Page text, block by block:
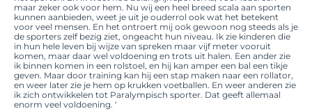
maar zeker ook voor hem. Nu wij een heel breed scala aan sporten
kunnen aanbieden, weet je uit je ouderrol ook wat het betekent
voor veel mensen. En het ontroert mij ook gewoon nog steeds als je
de sporters zelf bezig ziet, ongeacht hun niveau. Ik zie kinderen die
in hun hele leven bij wijze van spreken maar vijf meter vooruit
komen, maar daar wel voldoening en trots uit halen. Een ander zie
ik binnen komen in een rolstoel, en hij kan amper een bal een tikje
geven. Maar door training kan hij een stap maken naar een rollator,
en weer later zie je hem op krukken voetballen. En weer anderen zie
ik zich ontwikkelen tot Paralympisch sporter. Dat geeft allemaal
enorm veel voldoening. ‘